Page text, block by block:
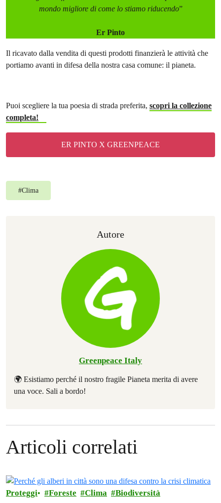
mondo migliore di come lo stiamo riducendo”
Er Pinto
Il ricavato dalla vendita di questi prodotti finanzierà le attività che
portiamo avanti in difesa della nostra casa comune: il pianeta.
Puoi scegliere la tua poesia di strada preferita, scopri la collezione
completa!
ER PINTO X GREENPEACE
#Clima
Autore
Greenpeace Italy
🌍 Esistiamo perché il nostro fragile Pianeta merita di avere
una voce. Sali a bordo!
Articoli correlati
Proteggi Foreste Clima Biodiversità